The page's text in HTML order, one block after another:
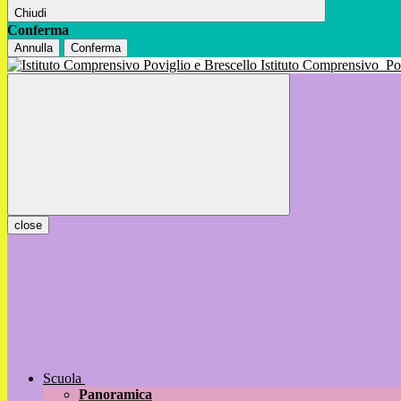
Chiudi
Conferma
Annulla Conferma
Istituto Comprensivo
close
Scuola
Panoramica